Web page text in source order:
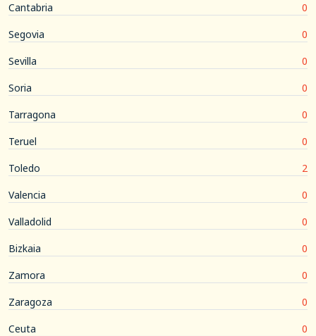
Cantabria
0
Segovia
0
Sevilla
0
Soria
0
Tarragona
0
Teruel
0
Toledo
2
Valencia
0
Valladolid
0
Bizkaia
0
Zamora
0
Zaragoza
0
Ceuta
0